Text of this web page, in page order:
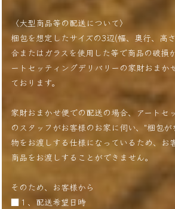
〈大型商品等の配送について〉
梱包を想定したサイズの3辺(幅、奥行、高
合またはガラスを使用した等で商品の破損
ートセッティングデリバリーの家財おまか
ております。
家財おまかせ便での配送の場合、アートセ
のスタッフがお客様のお家に伺い、"梱包
物をお渡しする仕様になっているため、お
商品をお渡しすることができません。
そのため、お客様から
■１、配送希望日時